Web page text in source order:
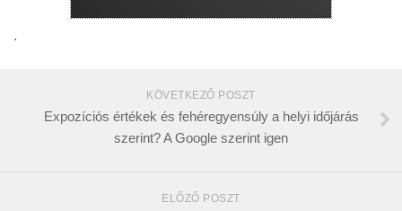
.
KÖVETKEZŐ POSZT
Expozíciós értékek és fehéregyensúly a helyi időjárás
szerint? A Google szerint igen
ELŐZŐ POSZT